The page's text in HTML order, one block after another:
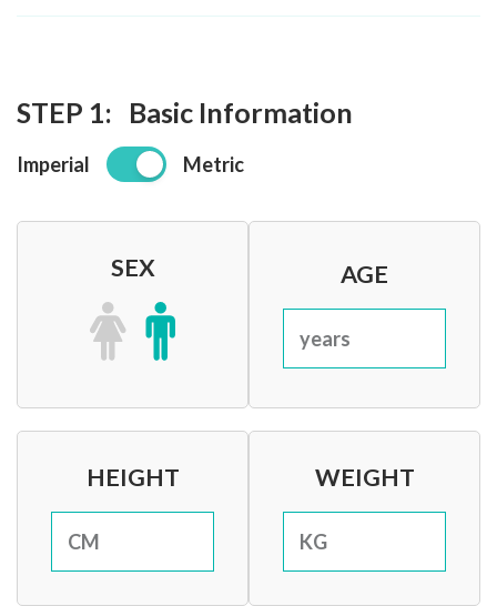
STEP 1: Basic Information
Imperial Metric
SEX AGE
years
HEIGHT
CM
WEIGHT
KG